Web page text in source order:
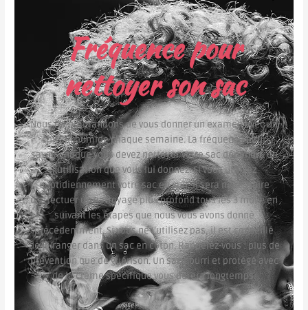
Fréquence pour
nettoyer son sac
Nous recommandons de vous donner un examen avec un
chiffon humide chaque semaine. La fréquence pour
savoir chaque vous devez nettoyer votre sac dépendra de
l’utilisation que vous lui donnez. Si vous utilisez
quotidiennement votre sac en cuir, il sera nécessaire
d’effectuer un nettoyage plus profond tous les 3 mois, en
suivant les étapes que nous vous avons donné
précédemment. Si vous ne l’utilisez pas, il est conseillé
de le ranger dans un sac en coton. Rappelez-vous : plus de
prévention que de guérison. Un sac nourri et protégé avec
de la crème spécifique vous durera longtemps.